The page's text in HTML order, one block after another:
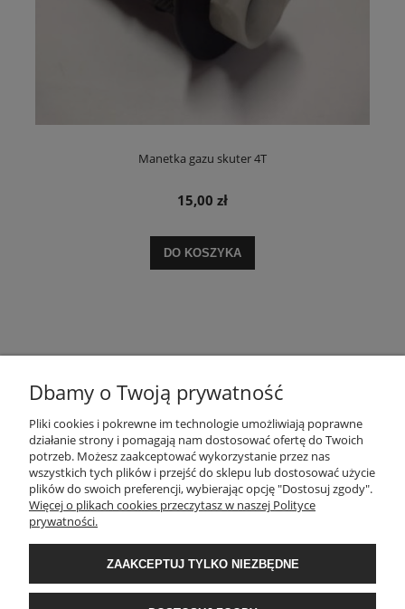
Manetka gazu skuter 4T
15,00 zł
DO KOSZYKA
POMOC
ZASADY SPRZEDAŻY
MOJE KONTO
GWARANCJA I ZWROTY
Dbamy o Twoją prywatność
Pliki cookies i pokrewne im technologie umożliwiają poprawne
działanie strony i pomagają nam dostosować ofertę do Twoich
potrzeb. Możesz zaakceptować wykorzystanie przez nas
wszystkich tych plików i przejść do sklepu lub dostosować użycie
plików do swoich preferencji, wybierając opcję "Dostosuj zgody".
Więcej o plikach cookies przeczytasz w naszej Polityce
prywatności.
ZAAKCEPTUJ TYLKO NIEZBĘDNE